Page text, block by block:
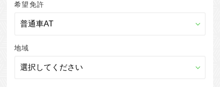
希望免許
地域